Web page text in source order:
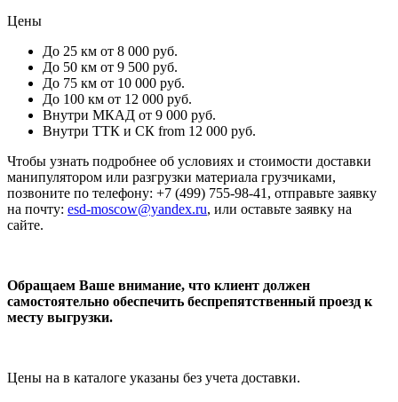
Цены
До 25 км от 8 000 руб.
До 50 км от 9 500 руб.
До 75 км от 10 000 руб.
До 100 км от 12 000 руб.
Внутри МКАД от 9 000 руб.
Внутри ТТК и СК from 12 000 руб.
Чтобы узнать подробнее об условиях и стоимости доставки
манипулятором или разгрузки материала грузчиками,
позвоните по телефону: +7 (499) 755-98-41, отправьте заявку
на почту: esd-moscow@yandex.ru, или оставьте заявку на
сайте.
Обращаем Ваше внимание, что клиент должен
самостоятельно обеспечить беспрепятственный проезд к
месту выгрузки.
Цены на в каталоге указаны без учета доставки.